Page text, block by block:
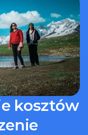
kosztów